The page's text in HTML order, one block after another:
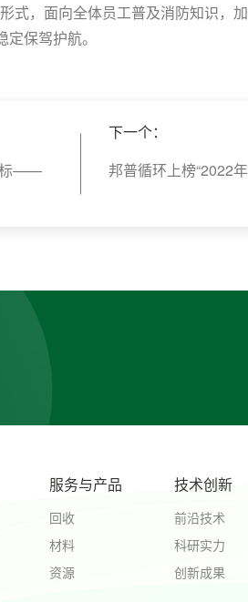
式，面向全体员工普及消防知识，
保驾护航。
标——
下一个：
邦普循环上榜“2022
服务与产品
回收
材料
资源
技术创新
前沿技术
科研实力
创新成果